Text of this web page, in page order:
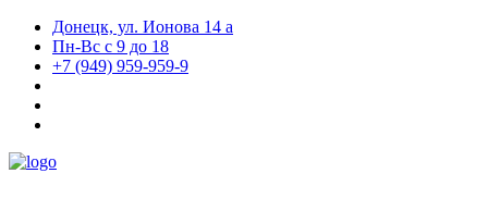
Донецк, ул. Ионова 14 а
Пн-Вс с 9 до 18
+7 (949) 959-959-9